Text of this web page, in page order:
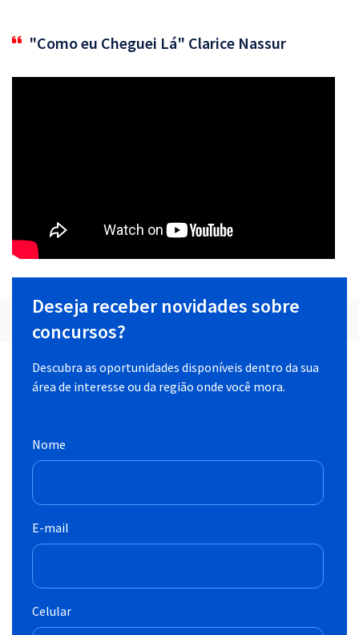
"Como eu Cheguei Lá" Clarice Nassur
Deseja receber novidades sobre
concursos?
Descubra as oportunidades disponíveis dentro da sua
área de interesse ou da região onde você mora.
Nome
E-mail
Celular